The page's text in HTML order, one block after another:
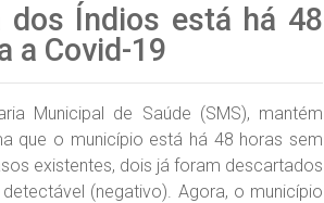
dos Índios está há 48
a Covid-19
Municipal de Saúde (SMS), mantém
que o município está há 48 horas sem
existentes, dois já foram descartados
(negativo). Agora, o município